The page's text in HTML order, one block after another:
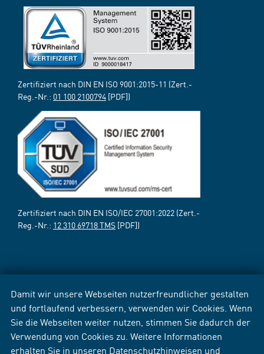
Damit wir unsere Webseiten nutzerfreundlicher gestalten
und fortlaufend verbessern, verwenden wir Cookies. Wenn
Sie die Webseiten weiter nutzen, stimmen Sie dadurch der
Verwendung von Cookies zu. Weitere Informationen
erhalten Sie in unseren Datenschutzhinweisen und
Zertifiziert nach DIN EN ISO 9001:2015-11 (Zert.-
Reg.-Nr.: 01 100 2100794 [PDF])
Zertifiziert nach DIN EN ISO/IEC 27001:2022 (Zert.-
Reg.-Nr.: 12 310 69718 TMS [PDF])